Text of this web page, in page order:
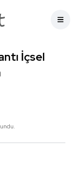
İçsel